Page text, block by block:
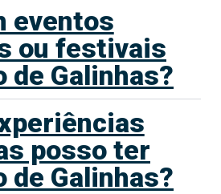
eventos
ou festivais
de Galinhas?
posso ter
de Galinhas?